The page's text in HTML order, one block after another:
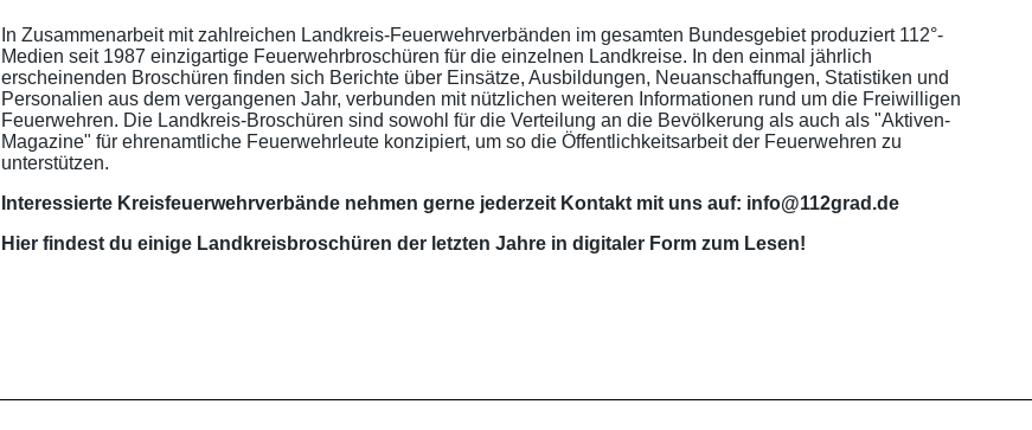
In Zusammenarbeit mit zahlreichen Landkreis-Feuerwehrverbänden im gesamten Bundesgebiet produziert 112°-
Medien seit 1987 einzigartige Feuerwehrbroschüren für die einzelnen Landkreise. In den einmal jährlich
erscheinenden Broschüren finden sich Berichte über Einsätze, Ausbildungen, Neuanschaffungen, Statistiken und
Personalien aus dem vergangenen Jahr, verbunden mit nützlichen weiteren Informationen rund um die Freiwilligen
Feuerwehren. Die Landkreis-Broschüren sind sowohl für die Verteilung an die Bevölkerung als auch als "Aktiven-
Magazine" für ehrenamtliche Feuerwehrleute konzipiert, um so die Öffentlichkeitsarbeit der Feuerwehren zu
unterstützen.
Interessierte Kreisfeuerwehrverbände nehmen gerne jederzeit Kontakt mit uns auf: info@112grad.de
Hier findest du einige Landkreisbroschüren der letzten Jahre in digitaler Form zum Lesen!